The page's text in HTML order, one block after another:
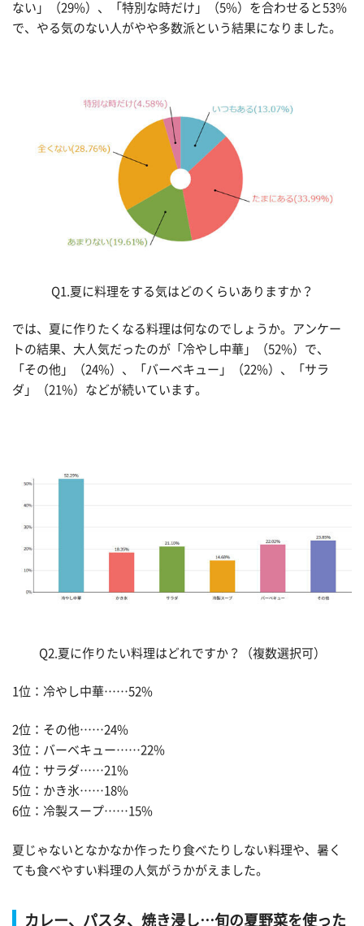
ない」（29%）、「特別な時だけ」（5%）を合わせると53%
で、やる気のない人がやや多数派という結果になりました。
Q1.夏に料理をする気はどのくらいありますか？
では、夏に作りたくなる料理は何なのでしょうか。アンケー
トの結果、大人気だったのが「冷やし中華」（52%）で、
「その他」（24%）、「バーベキュー」（22%）、「サラ
ダ」（21%）などが続いています。
Q2.夏に作りたい料理はどれですか？（複数選択可）
1位：冷やし中華……52%
2位：その他……24%
3位：バーベキュー……22%
4位：サラダ……21%
5位：かき氷……18%
6位：冷製スープ……15%
夏じゃないとなかなか作ったり食べたりしない料理や、暑く
ても食べやすい料理の人気がうかがえました。
カレー、パスタ、焼き浸し…旬の夏野菜を使った